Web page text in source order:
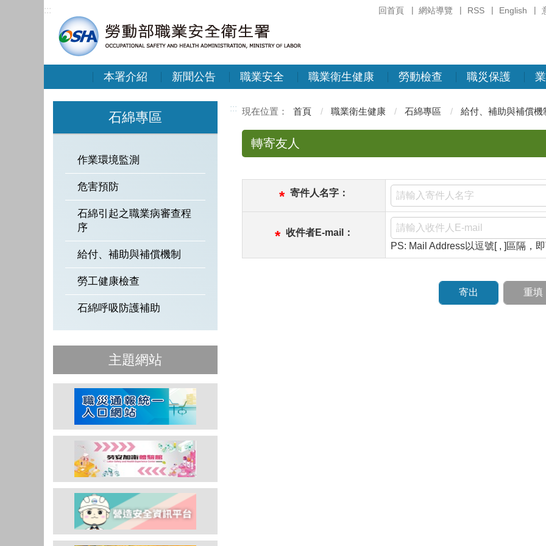
回首頁 網站導覽 RSS English
:::
本署介紹 新聞公告 職業安全 職業衛生健康 勞動檢查 職災保護
石綿專區
作業環境監測
危害預防
石綿引起之職業病審查程
序
給付、補助與補償機制
勞工健康檢查
石綿呼吸防護補助
主題網站
::: 首頁 職業衛生健康 石綿專區 給付、補助與補償機
轉寄友人
* 寄件人名字：
* 收件者E-mail：
PS: Mail Address以逗號[ , ]區隔，